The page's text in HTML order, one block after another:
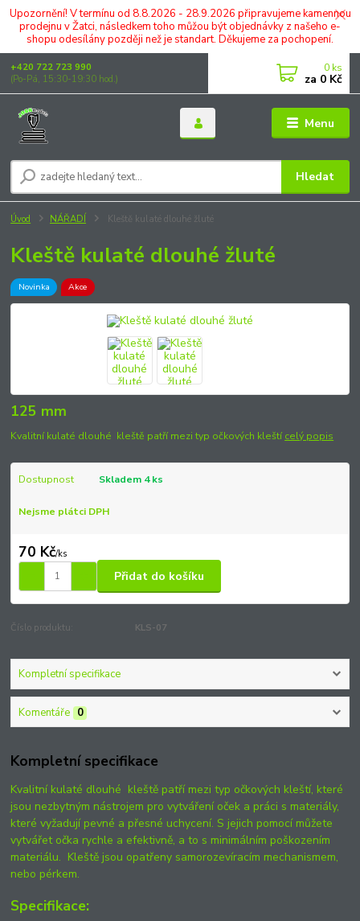
Upozornění! V termínu od 8.8.2026 - 28.9.2026 připravujeme kamennou
prodejnu v Žatci, následkem toho můžou být objednávky z našeho e-
shopu odesílány později než je standart. Děkujeme za pochopení.
Menu
Hledat
+420 722 723 990
(Po-Pá, 15:30-19:30 hod.)
0 ks
za 0 Kč
Úvod NÁŘADÍ Kleště kulaté dlouhé žluté
Kleště kulaté dlouhé žluté
Novinka Akce
125 mm
Kvalitní kulaté dlouhé kleště patří mezi typ očkových kleští celý popis
Dostupnost Skladem 4 ks
Nejsme plátci DPH
70 Kč/ks
Přidat do košíku
Číslo produktu: KLS-07
Kompletní specifikace
Komentáře 0
Kompletní specifikace
Kvalitní kulaté dlouhé kleště patří mezi typ očkových kleští, které
jsou nezbytným nástrojem pro vytváření oček a práci s materiály,
které vyžadují pevné a přesné uchycení. S jejich pomocí můžete
vytvářet očka rychle a efektivně, a to s minimálním poškozením
materiálu. Kleště jsou opatřeny samorozevíracím mechanismem,
nebo pérkem.
Specifikace: